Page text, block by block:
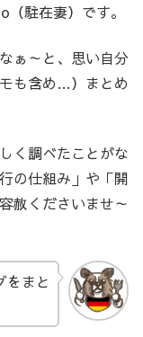
駐在妻）です。
ぁ～と、思い自分
も含め…）まとめ
く調べたことがな
の仕組み」や「開
赦くださいませ～
をまと